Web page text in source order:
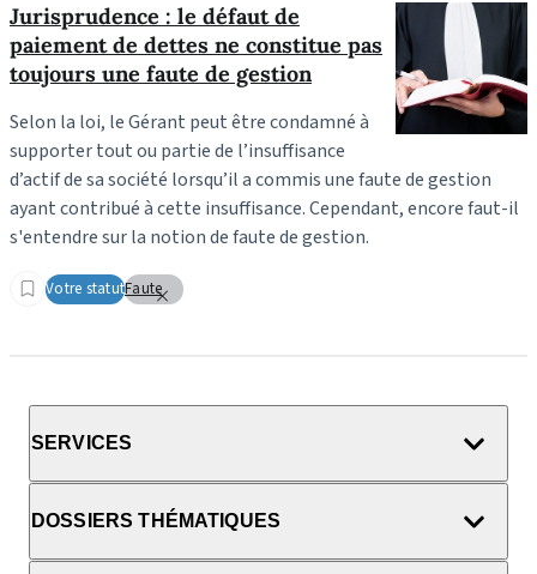
Jurisprudence : le défaut de
paiement de dettes ne constitue pas
toujours une faute de gestion
Selon la loi, le Gérant peut être condamné à
supporter tout ou partie de l’insuffisance
d’actif de sa société lorsqu’il a commis une faute de gestion
ayant contribué à cette insuffisance. Cependant, encore faut-il
s'entendre sur la notion de faute de gestion.
Votre statutFaute
SERVICES
DOSSIERS THÉMATIQUES